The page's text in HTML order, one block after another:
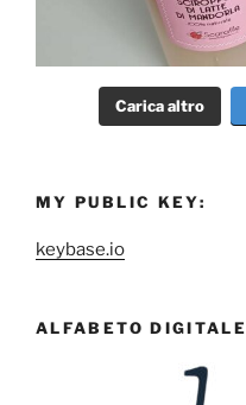
Carica altro
MY PUBLIC KEY:
keybase.io
ALFABETO DIGITALE